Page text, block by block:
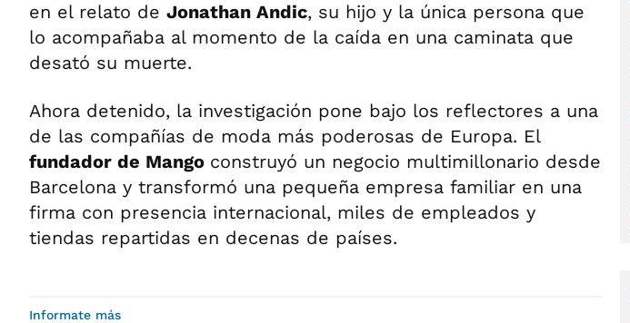
en el relato de Jonathan Andic, su hijo y la única persona que
lo acompañaba al momento de la caída en una caminata que
desató su muerte.
Ahora detenido, la investigación pone bajo los reflectores a una
de las compañías de moda más poderosas de Europa. El
fundador de Mango construyó un negocio multimillonario desde
Barcelona y transformó una pequeña empresa familiar en una
firma con presencia internacional, miles de empleados y
tiendas repartidas en decenas de países.
Informate más